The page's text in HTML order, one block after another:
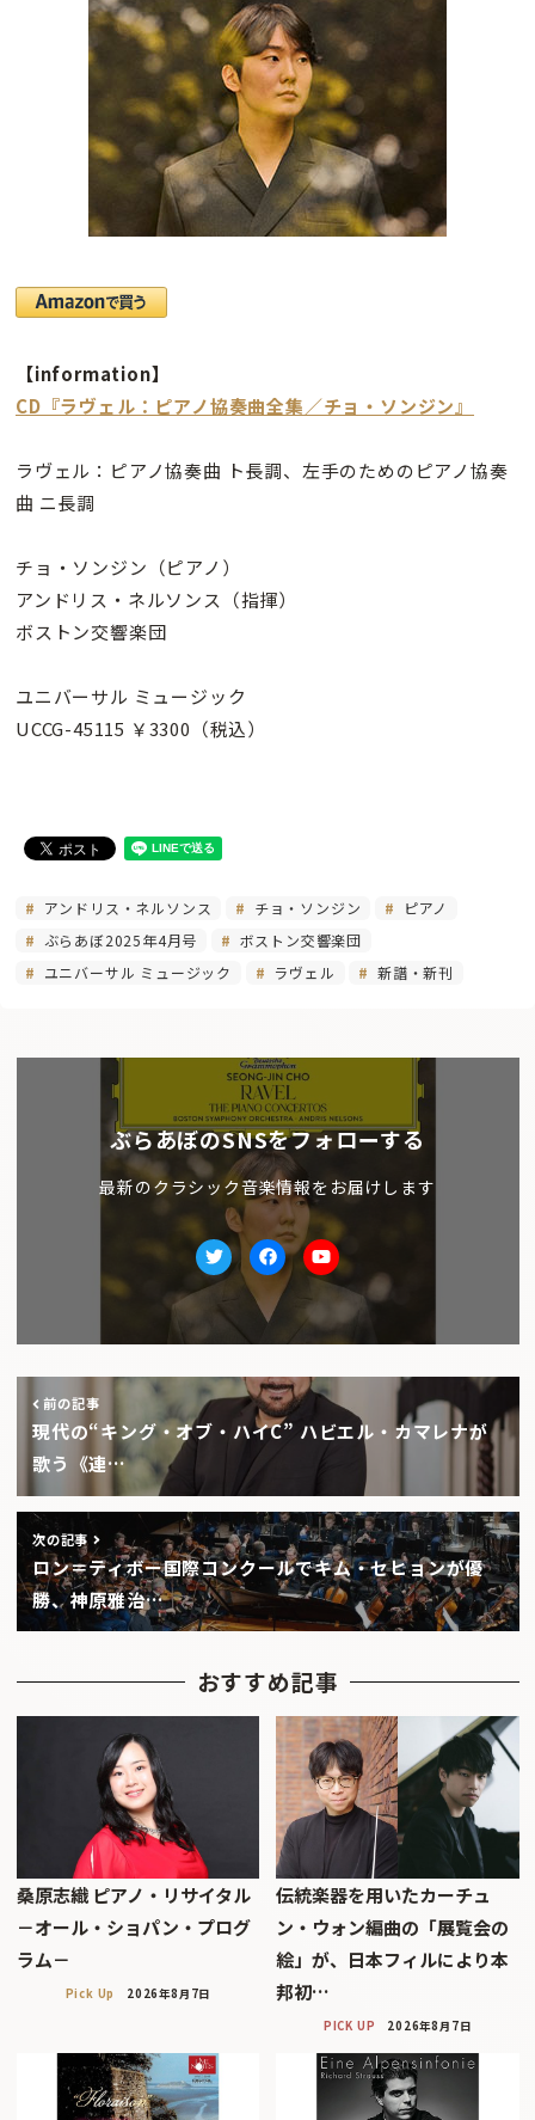
【information】
CD『ラヴェル：ピアノ協奏曲全集／チョ・ソンジン』
ラヴェル：ピアノ協奏曲 ト長調、左手のためのピアノ協奏
曲 ニ長調
チョ・ソンジン（ピアノ）
アンドリス・ネルソンス（指揮）
ボストン交響楽団
ユニバーサル ミュージック
UCCG-45115 ￥3300（税込）
アンドリス・ネルソンス チョ・ソンジン
ピアノ
ぶらあぼ2025年4月号
ボストン交響楽団
ユニバーサル ミュージック
ラヴェル 新譜・新刊
ぶらあぼのSNSをフォローする
最新のクラシック音楽情報をお届けします
TwitterfacebookYoutube
前の記事
現代の“キング・オブ・ハイC” ハビエル・カマレナが
歌う《連…
次の記事
ロン＝ティボー国際コンクールでキム・セヒョンが優
勝、神原雅治…
おすすめ記事
桑原志織 ピアノ・リサイタル
－オール・ショパン・プログ
ラム－
Pick Up 2026年8月7日
伝統楽器を用いたカーチュ
ン・ウォン編曲の「展覧会の
絵」が、日本フィルにより本
邦初…
PICK UP 2026年8月7日